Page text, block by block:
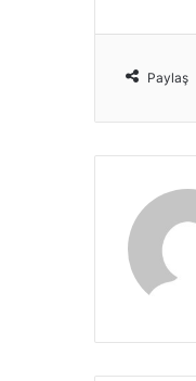
Paylaş